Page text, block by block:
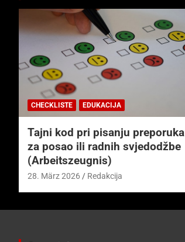
CHECKLISTE EDUKACIJA
Tajni kod pri pisanju preporuka
za posao ili radnih svjedodžbe
(Arbeitszeugnis)
28. März 2026 Redakcija